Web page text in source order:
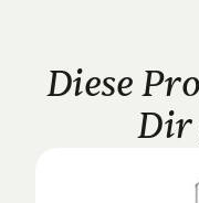
Diese
Dir